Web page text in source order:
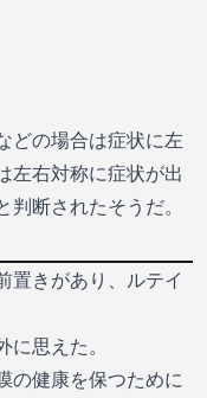
どの場合は症状に左
左右対称に症状が出
断されたそうだ。
置きがあり、ルテイ
思えた。
の健康を保つために